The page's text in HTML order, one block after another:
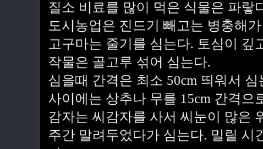
질소 비료를 많이 먹은 식물은 파랗
도시농업은 진드기 빼고는 병충해
고구마는 줄기를 심는다. 토심이 깊
작물은 골고루 섞어 심는다.
심을때 간격은 최소 50cm 띄워서 심
사이에는 상추나 무를 15cm 간격으
감자는 씨감자를 사서 씨눈이 많은
주간 말려두었다가 심는다. 밀릴 시